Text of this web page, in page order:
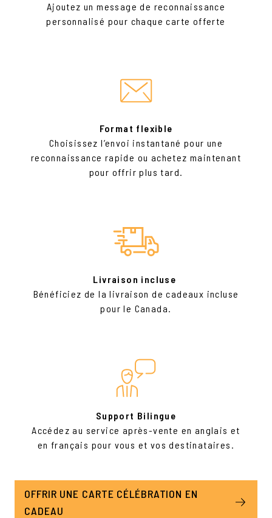
Ajoutez un message de reconnaissance
personnalisé pour chaque carte offerte
Format flexible
Choisissez l’envoi instantané pour une
reconnaissance rapide ou achetez maintenant
pour offrir plus tard.
Livraison incluse
Bénéficiez de la livraison de cadeaux incluse
pour le Canada.
Support Bilingue
Accédez au service après-vente en anglais et
en français pour vous et vos destinataires.
OFFRIR UNE CARTE CÉLÉBRATION EN
CADEAU